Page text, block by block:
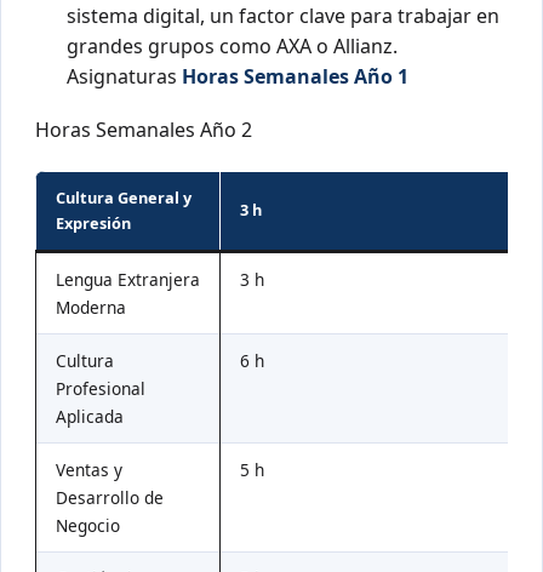
sistema digital, un factor clave para trabajar en
grandes grupos como AXA o Allianz.
Asignaturas Horas Semanales Año 1
Horas Semanales Año 2
Cultura General y
Expresión
3 h
Lengua Extranjera
Moderna
3 h
Cultura
Profesional
Aplicada
6 h
Ventas y
Desarrollo de
Negocio
5 h